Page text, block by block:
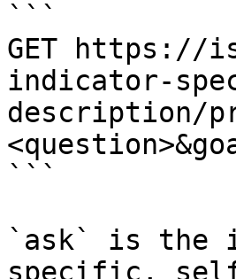
```
GET https://
indicator-
description/
```
`ask` is the
specific,